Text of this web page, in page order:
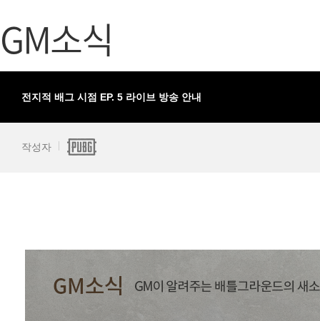
프렌즈팝콘
프렌즈타운
GM소식
전지적 배그 시점 EP. 5 라이브 방송 안내
작성자